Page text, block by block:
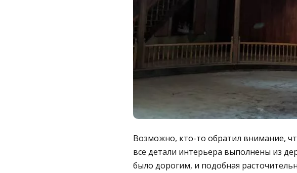
Возможно, кто-то обратил внимание,
все детали интерьера выполнены из
было дорогим, и подобная